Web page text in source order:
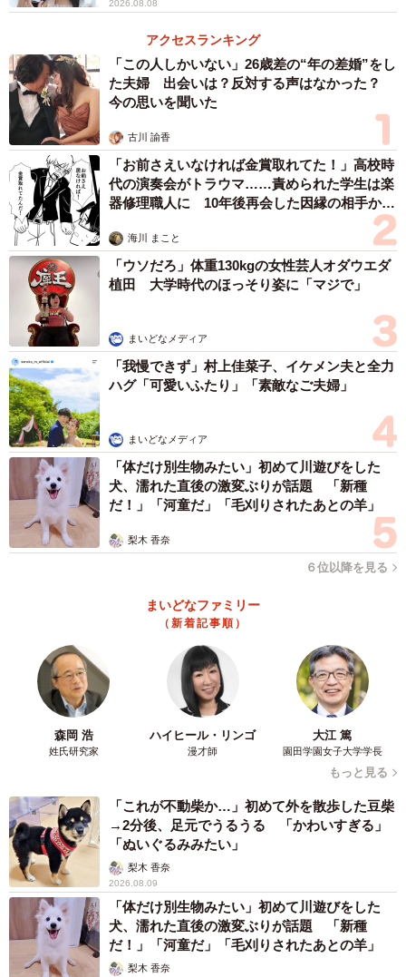
2026.08.08
アクセスランキング
「この人しかいない」26歳差の“年の差婚”をし
た夫婦 出会いは？反対する声はなかった？
今の思いを聞いた
古川 諭香
「お前さえいなければ金賞取れてた！」高校時
代の演奏会がトラウマ……責められた学生は楽
器修理職人に 10年後再会した因縁の相手から
海川 まこと
「ウソだろ」体重130kgの女性芸人オダウエダ
植田 大学時代のほっそり姿に「マジで」
まいどなメディア
「我慢できず」村上佳菜子、イケメン夫と全力
ハグ「可愛いふたり」「素敵なご夫婦」
まいどなメディア
「体だけ別生物みたい」初めて川遊びをした
犬、濡れた直後の激変ぶりが話題 「新種
だ！」「河童だ」「毛刈りされたあとの羊」
梨木 香奈
６位以降を見る
まいどなファミリー
（新着記事順）
森岡 浩
姓氏研究家
ハイヒール・リンゴ
漫才師
大江 篤
園田学園女子大学学長
もっと見る
「これが不動柴か…」初めて外を散歩した豆柴
→2分後、足元でうるうる 「かわいすぎる」
「ぬいぐるみみたい」
梨木 香奈
2026.08.09
「体だけ別生物みたい」初めて川遊びをした
犬、濡れた直後の激変ぶりが話題 「新種
だ！」「河童だ」「毛刈りされたあとの羊」
梨木 香奈